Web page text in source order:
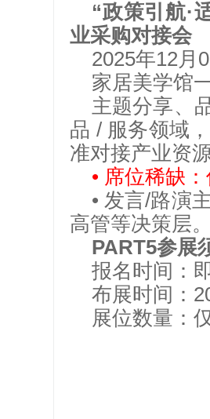
“政策引航·
业采购对接会
2025年12月
家居美学馆
主题分享、
品 / 服务领域
准对接产业资
• 席位稀缺
• 发言/路演
高管等决策层
PART5参展
报名时间：
布展时间：
展位数量：